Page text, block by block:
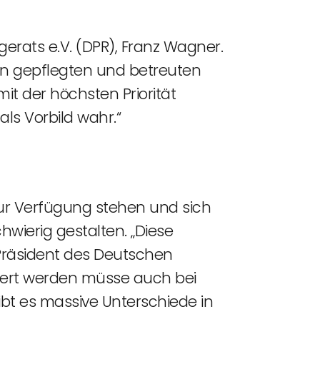
e.V. (DPR), Franz Wagner.
gepflegten und betreuten
der höchsten Priorität
Vorbild wahr.“
Verfügung stehen und sich
gestalten. „Diese
des Deutschen
werden müsse auch bei
es massive Unterschiede in